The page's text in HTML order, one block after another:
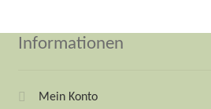
Informationen
Mein Konto